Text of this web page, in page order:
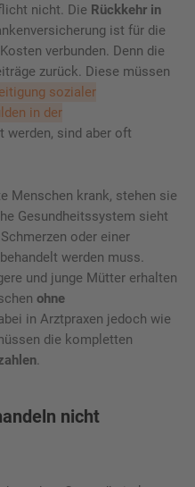
nicht. Die Rückkehr in
ist für die
verbunden. Denn die
zurück. Diese müssen
sozialer
in der
werden, sind aber oft
Menschen krank, stehen sie
Gesundheitssystem sieht
oder einer
werden muss.
und junge Mütter erhalten
ohne
in Arztpraxen jedoch wie
die kompletten
.
nicht